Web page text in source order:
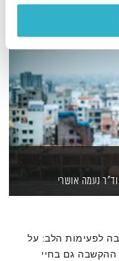
וד"ר נעמה אושרי
לפעימות הלב: על
ההקשבה גם בחיי